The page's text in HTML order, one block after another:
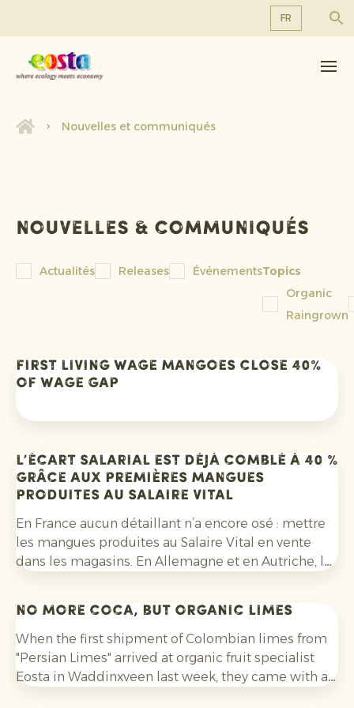
FR
À propos de nous
Produits
DurabilitéNouvelles et communiqués
Nouvelles & communiqués
Actualités Releases ÉvénementsTopics
Organic
Raingrown
First Living Wage Mangoes close 40%
of wage gap
L’écart salarial est déjà comblé à 40 %
grâce aux premières mangues
produites au Salaire Vital
En France aucun détaillant n’a encore osé : mettre
les mangues produites au Salaire Vital en vente
dans les magasins. En Allemagne et en Autriche, les
qu’en Afrique, les ouvriers agricoles gagnent un
Salaire Vital ? Nous n’hésitons pas ! » Et les
consommateurs ont répondu avec enthousiasme.
Lors des premières ventes de mangues
No more coca, but organic limes
When the first shipment of Colombian limes from
"Persian Limes" arrived at organic fruit specialist
Eosta in Waddinxveen last week, they came with a